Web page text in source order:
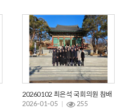
20260102 최은석 국회의원 참배
2026-01-05 255